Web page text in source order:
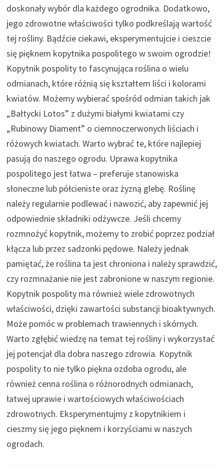
doskonały wybór dla każdego ogrodnika. Dodatkowo,
jego zdrowotne właściwości tylko podkreślają wartość
tej rośliny. Bądźcie ciekawi, eksperymentujcie i cieszcie
się pięknem kopytnika pospolitego w swoim ogrodzie!
Kopytnik pospolity to fascynująca roślina o wielu
odmianach, które różnią się kształtem liści i kolorami
kwiatów. Możemy wybierać spośród odmian takich jak
„Bałtycki Lotos” z dużymi białymi kwiatami czy
„Rubinowy Diament” o ciemnoczerwonych liściach i
różowych kwiatach. Warto wybrać te, które najlepiej
pasują do naszego ogrodu. Uprawa kopytnika
pospolitego jest łatwa – preferuje stanowiska
słoneczne lub półcieniste oraz żyzną glebę. Roślinę
należy regularnie podlewać i nawozić, aby zapewnić jej
odpowiednie składniki odżywcze. Jeśli chcemy
rozmnożyć kopytnik, możemy to zrobić poprzez podział
kłącza lub przez sadzonki pędowe. Należy jednak
pamiętać, że roślina ta jest chroniona i należy sprawdzić,
czy rozmnażanie nie jest zabronione w naszym regionie.
Kopytnik pospolity ma również wiele zdrowotnych
właściwości, dzięki zawartości substancji bioaktywnych.
Może pomóc w problemach trawiennych i skórnych.
Warto zgłębić wiedzę na temat tej rośliny i wykorzystać
jej potencjał dla dobra naszego zdrowia. Kopytnik
pospolity to nie tylko piękna ozdoba ogrodu, ale
również cenna roślina o różnorodnych odmianach,
łatwej uprawie i wartościowych właściwościach
zdrowotnych. Eksperymentujmy z kopytnikiem i
cieszmy się jego pięknem i korzyściami w naszych
ogrodach.